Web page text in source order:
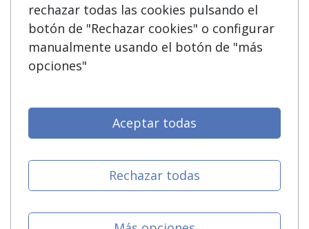
Confidencialidad
Copyleft
Grupo formazion:
rechazar todas las cookies pulsando el
botón de "Rechazar cookies" o configurar
manualmente usando el botón de "más
opciones"
Rechazar todas
Aceptar todas